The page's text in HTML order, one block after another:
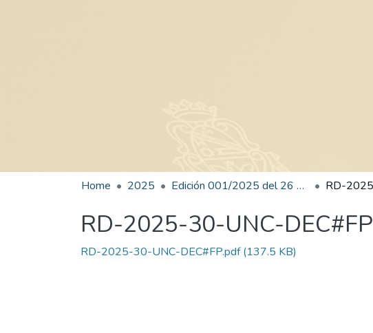
Home 2025 Edición 001/2025 del 26 de mayo de 2025
RD-2025-30-UNC-DEC#FP
RD-2025-30-UNC-DEC#FP.pdf(137.5 KB)